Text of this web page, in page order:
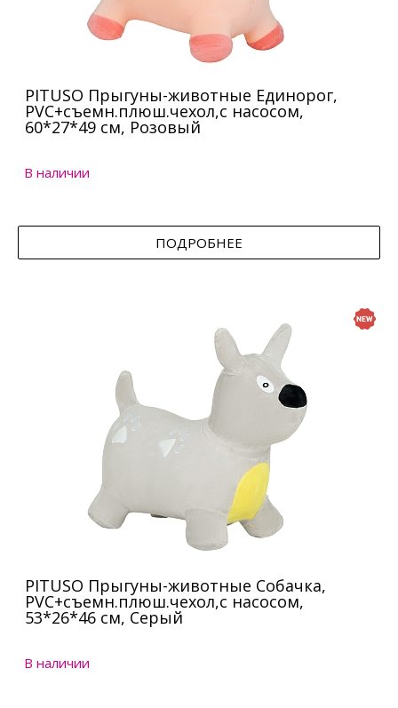
PITUSO Прыгуны-животные Единорог,
PVC+съемн.плюш.чехол,с насосом,
60*27*49 см, Розовый
В наличии
ПОДРОБНЕЕ
PITUSO Прыгуны-животные Собачка,
PVC+съемн.плюш.чехол,с насосом,
53*26*46 см, Серый
В наличии